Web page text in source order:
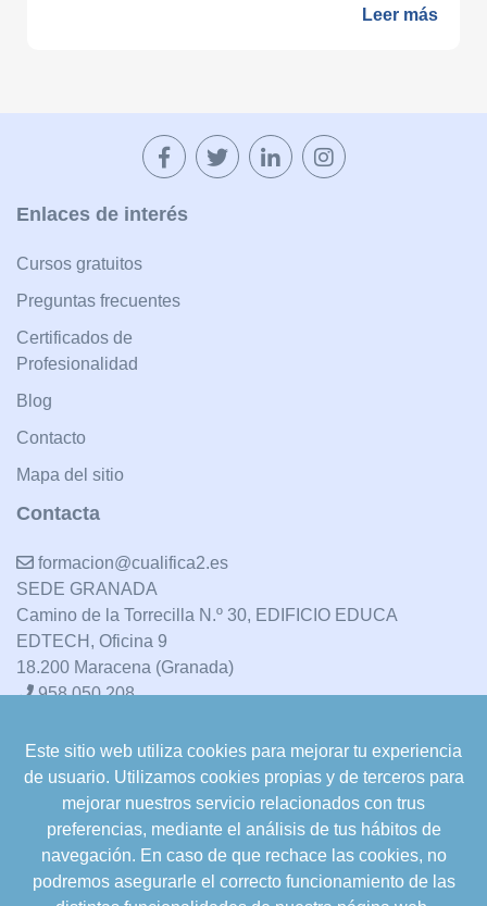
Leer más
Enlaces de interés
Cursos gratuitos
Preguntas frecuentes
Certificados de
Profesionalidad
Blog
Contacto
Mapa del sitio
Contacta
formacion@cualifica2.es
SEDE GRANADA
Camino de la Torrecilla N.º 30, EDIFICIO EDUCA
EDTECH, Oficina 9
18.200 Maracena (Granada)
958 050 208
formacion@cualifica2.es
SEDE POZO ALCÓN
Pol. Ind. "La Asomadilla",
Nave 5-6 y anexos
23485 Pozo Alcón (Jaén)
958 050 208
Este sitio web utiliza cookies para mejorar tu experiencia
de usuario. Utilizamos cookies propias y de terceros para
mejorar nuestros servicio relacionados con trus
preferencias, mediante el análisis de tus hábitos de
navegación. En caso de que rechace las cookies, no
podremos asegurarle el correcto funcionamiento de las